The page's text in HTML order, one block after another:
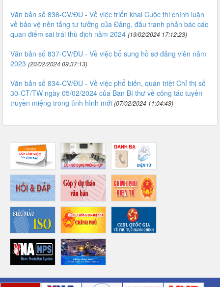
Văn bản số 836-CV/ĐU - Về việc triển khai Cuộc thi chính luận
về bảo vệ nền tảng tư tưởng của Đảng, đấu tranh phản bác các
quan điểm sai trái thù địch năm 2024 (19/02/2024 17:12:23)
Văn bản số 837-CV/ĐU - Về việc bổ sung hồ sơ đảng viên năm
2023 (20/02/2024 09:37:13)
Văn bản số 834-CV/ĐU - Về việc phổ biến, quán triệt Chỉ thị số
30-CT/TW ngày 05/02/2024 của Ban Bí thư về công tác tuyên
truyền miệng trong tình hình mới (07/02/2024 11:04:43)